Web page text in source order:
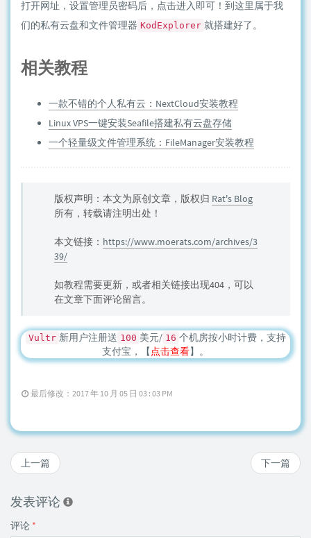
打开网址，设置管理员密码后，点击进入即可！到这里属于我
们的私有云盘和文件管理器 KodExplorer 就搭建好了。
相关教程
一款不错的个人私有云：NextCloud安装教程
Linux VPS一键安装Seafile搭建私有云盘存储
一个轻量级文件管理系统：FileManager安装教程
版权声明：本文为原创文章，版权归 Rat's Blog
所有，转载请注明出处！
本文链接： https://www.moerats.com/archives/3
39/
如教程需要更新，或者相关链接出现404，可以
在文章下面评论留言。
Vultr 新用户注册送 100 美元/ 16 个机房按小时计费，支持
支付宝，【点击查看】。
最后修改：2017 年 10 月 05 日 03 : 03 PM
下一篇
上一篇
发表评论
评论 *